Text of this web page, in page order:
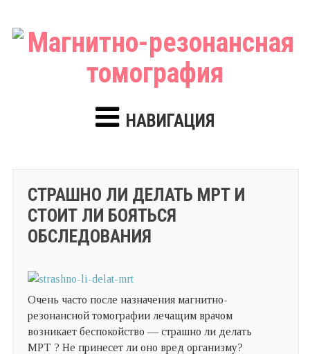
НАВИГАЦИЯ
СТРАШНО ЛИ ДЕЛАТЬ МРТ И
СТОИТ ЛИ БОЯТЬСЯ
ОБСЛЕДОВАНИЯ
Очень часто после назначения магнитно-
резонансной томографии лечащим врачом
возникает беспокойство — страшно ли делать
МРТ ? Не принесет ли оно вред организму?